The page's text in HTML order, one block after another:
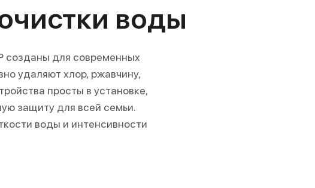
воды
созданы для современных
удаляют хлор, ржавчину,
просты в установке,
защиту для всей семьи.
воды и интенсивности